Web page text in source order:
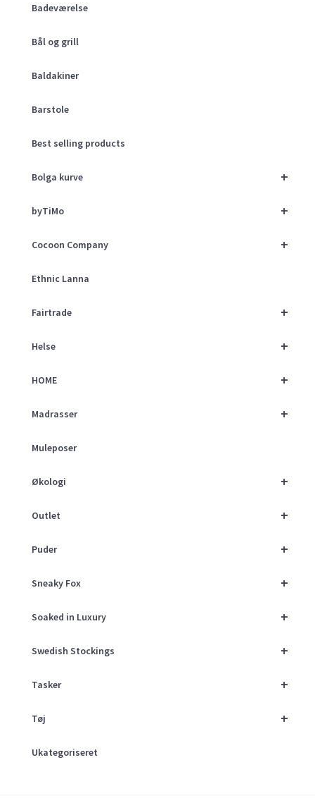
Badeværelse
Bål og grill
Baldakiner
Barstole
Best selling products
+
Bolga kurve
+
byTiMo
+
Cocoon Company
Ethnic Lanna
+
Fairtrade
+
Helse
+
HOME
+
Madrasser
Muleposer
+
Økologi
+
Outlet
+
Puder
+
Sneaky Fox
+
Soaked in Luxury
+
Swedish Stockings
+
Tasker
+
Tøj
Ukategoriseret